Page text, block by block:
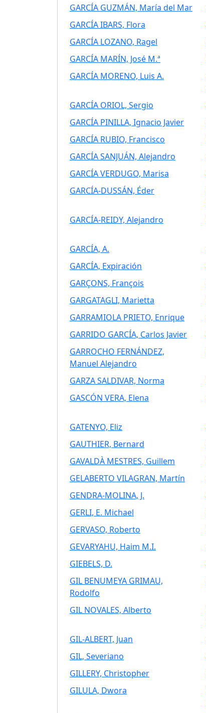
GARCÍA GUZMÁN, María del Mar
GARCÍA IBARS, Flora
GARCÍA LOZANO, Ragel
GARCÍA MARÍN, José M.ª
GARCÍA MORENO, Luis A.
GARCÍA ORIOL, Sergio
GARCÍA PINILLA, Ignacio Javier
GARCÍA RUBIO, Francisco
GARCÍA SANJUÁN, Alejandro
GARCÍA VERDUGO, Marisa
GARCÍA-DUSSÁN, Éder
GARCÍA-REIDY, Alejandro
GARCÍA, A.
GARCÍA, Expiración
GARÇONS, François
GARGATAGLI, Marietta
GARRAMIOLA PRIETO, Enrique
GARRIDO GARCÍA, Carlos Javier
GARROCHO FERNÁNDEZ,
Manuel Alejandro
GARZA SALDIVAR, Norma
GASCÓN VERA, Elena
GATENYO, Eliz
GAUTHIER, Bernard
GAVALDÀ MESTRES, Guillem
GELABERTO VILAGRAN, Martín
GENDRA-MOLINA, J.
GERLI, E. Michael
GERVASO, Roberto
GEVARYAHU, Haim M.I.
GIEBELS, D.
GIL BENUMEYA GRIMAU,
Rodolfo
GIL NOVALES, Alberto
GIL-ALBERT, Juan
GIL, Severiano
GILLERY, Christopher
GILULA, Dwora